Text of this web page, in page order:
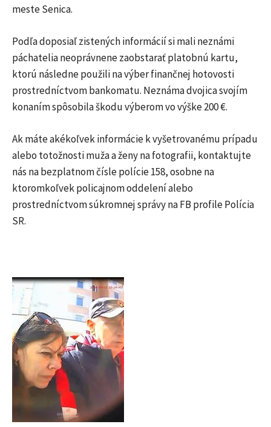
meste Senica.
Podľa doposiaľ zistených informácií si mali neznámi
páchatelia neoprávnene zaobstarať platobnú kartu,
ktorú následne použili na výber finančnej hotovosti
prostredníctvom bankomatu. Neznáma dvojica svojím
konaním spôsobila škodu výberom vo výške 200 €.
Ak máte akékoľvek informácie k vyšetrovanému prípadu
alebo totožnosti muža a ženy na fotografii, kontaktujte
nás na bezplatnom čísle polície 158, osobne na
ktoromkoľvek policajnom oddelení alebo
prostredníctvom súkromnej správy na FB profile Polícia
SR.